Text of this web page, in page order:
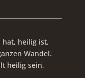
hat, heilig ist,
Wandel.
heilig sein,